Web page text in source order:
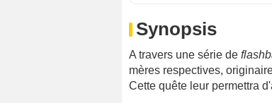
Synopsis
A travers une série de
mères respectives,
Cette quête leur permettra